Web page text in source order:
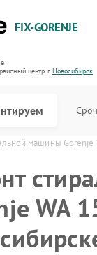
FIX-GORENJE
центр г.Новосибирск
машины Gorenje
WA